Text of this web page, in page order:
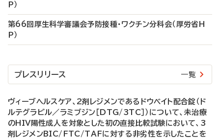
P）
第66回厚生科学審議会予防接種・ワクチン分科会（厚労省H
P）
プレスリリース 一覧
ヴィーブヘルスケア、2剤レジメンであるドウベイト配合錠（ド
ルテグラビル／ラミブジン［DTG/3TC］）について、未治療
のHIV陽性成人を対象とした初の直接比較試験において、3
剤レジメンBIC/FTC/TAFに対する非劣性を示したことを